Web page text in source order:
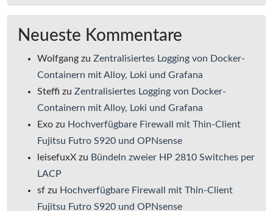
Neueste Kommentare
Wolfgang zu Zentralisiertes Logging von Docker-
Containern mit Alloy, Loki und Grafana
Steffi zu Zentralisiertes Logging von Docker-
Containern mit Alloy, Loki und Grafana
Exo zu Hochverfügbare Firewall mit Thin-Client
Fujitsu Futro S920 und OPNsense
leisefuxX zu Bündeln zweier HP 2810 Switches per
LACP
sf zu Hochverfügbare Firewall mit Thin-Client
Fujitsu Futro S920 und OPNsense